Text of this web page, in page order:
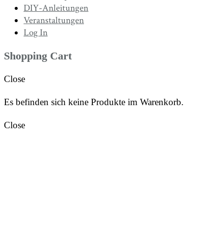
DIY-Anleitungen
Veranstaltungen
Log In
Shopping Cart
Close
Es befinden sich keine Produkte im Warenkorb.
Close